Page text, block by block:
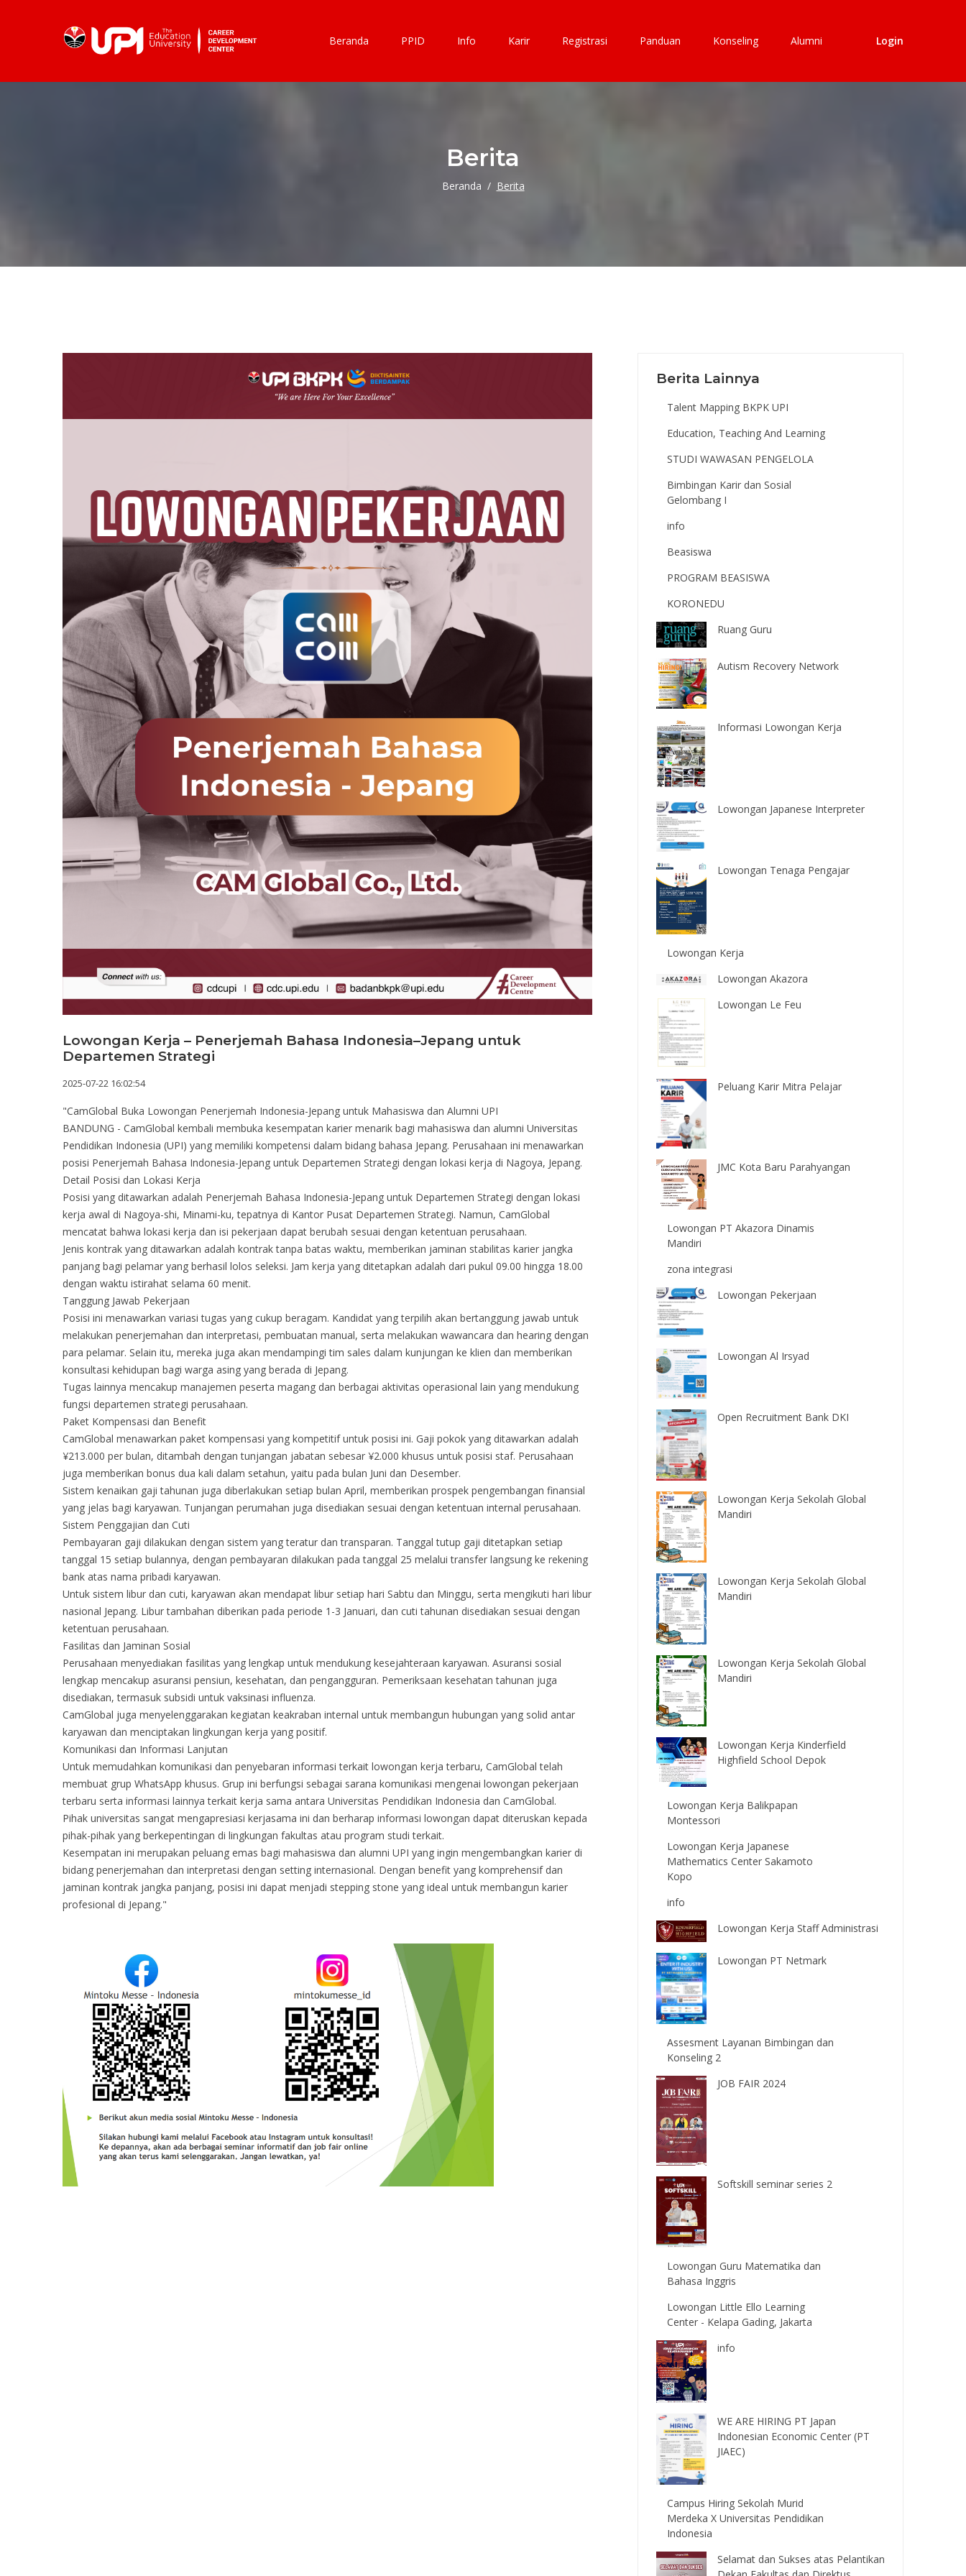
Login
Beranda PPID Info Karir Registrasi Panduan Konseling Alumni
Berita
Beranda Berita
Lowongan Kerja – Penerjemah Bahasa Indonesia–Jepang untuk
Departemen Strategi
2025-07-22 16:02:54
"CamGlobal Buka Lowongan Penerjemah Indonesia-Jepang untuk Mahasiswa dan Alumni UPI
BANDUNG - CamGlobal kembali membuka kesempatan karier menarik bagi mahasiswa dan alumni Universitas
Pendidikan Indonesia (UPI) yang memiliki kompetensi dalam bidang bahasa Jepang. Perusahaan ini menawarkan
posisi Penerjemah Bahasa Indonesia-Jepang untuk Departemen Strategi dengan lokasi kerja di Nagoya, Jepang.
Detail Posisi dan Lokasi Kerja
Posisi yang ditawarkan adalah Penerjemah Bahasa Indonesia-Jepang untuk Departemen Strategi dengan lokasi
kerja awal di Nagoya-shi, Minami-ku, tepatnya di Kantor Pusat Departemen Strategi. Namun, CamGlobal
mencatat bahwa lokasi kerja dan isi pekerjaan dapat berubah sesuai dengan ketentuan perusahaan.
Jenis kontrak yang ditawarkan adalah kontrak tanpa batas waktu, memberikan jaminan stabilitas karier jangka
panjang bagi pelamar yang berhasil lolos seleksi. Jam kerja yang ditetapkan adalah dari pukul 09.00 hingga 18.00
dengan waktu istirahat selama 60 menit.
Tanggung Jawab Pekerjaan
Posisi ini menawarkan variasi tugas yang cukup beragam. Kandidat yang terpilih akan bertanggung jawab untuk
melakukan penerjemahan dan interpretasi, pembuatan manual, serta melakukan wawancara dan hearing dengan
para pelamar. Selain itu, mereka juga akan mendampingi tim sales dalam kunjungan ke klien dan memberikan
konsultasi kehidupan bagi warga asing yang berada di Jepang.
Tugas lainnya mencakup manajemen peserta magang dan berbagai aktivitas operasional lain yang mendukung
fungsi departemen strategi perusahaan.
Paket Kompensasi dan Benefit
CamGlobal menawarkan paket kompensasi yang kompetitif untuk posisi ini. Gaji pokok yang ditawarkan adalah
¥213.000 per bulan, ditambah dengan tunjangan jabatan sebesar ¥2.000 khusus untuk posisi staf. Perusahaan
juga memberikan bonus dua kali dalam setahun, yaitu pada bulan Juni dan Desember.
Sistem kenaikan gaji tahunan juga diberlakukan setiap bulan April, memberikan prospek pengembangan finansial
yang jelas bagi karyawan. Tunjangan perumahan juga disediakan sesuai dengan ketentuan internal perusahaan.
Sistem Penggajian dan Cuti
Pembayaran gaji dilakukan dengan sistem yang teratur dan transparan. Tanggal tutup gaji ditetapkan setiap
tanggal 15 setiap bulannya, dengan pembayaran dilakukan pada tanggal 25 melalui transfer langsung ke rekening
bank atas nama pribadi karyawan.
Untuk sistem libur dan cuti, karyawan akan mendapat libur setiap hari Sabtu dan Minggu, serta mengikuti hari libur
nasional Jepang. Libur tambahan diberikan pada periode 1-3 Januari, dan cuti tahunan disediakan sesuai dengan
ketentuan perusahaan.
Fasilitas dan Jaminan Sosial
Perusahaan menyediakan fasilitas yang lengkap untuk mendukung kesejahteraan karyawan. Asuransi sosial
lengkap mencakup asuransi pensiun, kesehatan, dan pengangguran. Pemeriksaan kesehatan tahunan juga
disediakan, termasuk subsidi untuk vaksinasi influenza.
CamGlobal juga menyelenggarakan kegiatan keakraban internal untuk membangun hubungan yang solid antar
karyawan dan menciptakan lingkungan kerja yang positif.
Komunikasi dan Informasi Lanjutan
Untuk memudahkan komunikasi dan penyebaran informasi terkait lowongan kerja terbaru, CamGlobal telah
membuat grup WhatsApp khusus. Grup ini berfungsi sebagai sarana komunikasi mengenai lowongan pekerjaan
terbaru serta informasi lainnya terkait kerja sama antara Universitas Pendidikan Indonesia dan CamGlobal.
Pihak universitas sangat mengapresiasi kerjasama ini dan berharap informasi lowongan dapat diteruskan kepada
pihak-pihak yang berkepentingan di lingkungan fakultas atau program studi terkait.
Kesempatan ini merupakan peluang emas bagi mahasiswa dan alumni UPI yang ingin mengembangkan karier di
bidang penerjemahan dan interpretasi dengan setting internasional. Dengan benefit yang komprehensif dan
jaminan kontrak jangka panjang, posisi ini dapat menjadi stepping stone yang ideal untuk membangun karier
profesional di Jepang."
Berita Lainnya
Talent Mapping BKPK UPI
Education, Teaching And Learning
STUDI WAWASAN PENGELOLA
Bimbingan Karir dan Sosial
Gelombang I
info
Beasiswa
PROGRAM BEASISWA
KORONEDU
Ruang Guru
Autism Recovery Network
Informasi Lowongan Kerja
Lowongan Japanese Interpreter
Lowongan Tenaga Pengajar
Lowongan Kerja
Lowongan Akazora
Lowongan Le Feu
Peluang Karir Mitra Pelajar
JMC Kota Baru Parahyangan
Lowongan PT Akazora Dinamis
Mandiri
zona integrasi
Lowongan Pekerjaan
Lowongan Al Irsyad
Open Recruitment Bank DKI
Lowongan Kerja Sekolah Global
Mandiri
Lowongan Kerja Sekolah Global
Mandiri
Lowongan Kerja Sekolah Global
Mandiri
Lowongan Kerja Kinderfield
Highfield School Depok
Lowongan Kerja Balikpapan
Montessori
Lowongan Kerja Japanese
Mathematics Center Sakamoto
Kopo
info
Lowongan Kerja Staff Administrasi
Lowongan PT Netmark
Assesment Layanan Bimbingan dan
Konseling 2
JOB FAIR 2024
Softskill seminar series 2
Lowongan Guru Matematika dan
Bahasa Inggris
Lowongan Little Ello Learning
Center - Kelapa Gading, Jakarta
info
WE ARE HIRING PT Japan
Indonesian Economic Center (PT
JIAEC)
Campus Hiring Sekolah Murid
Merdeka X Universitas Pendidikan
Indonesia
Selamat dan Sukses atas Pelantikan